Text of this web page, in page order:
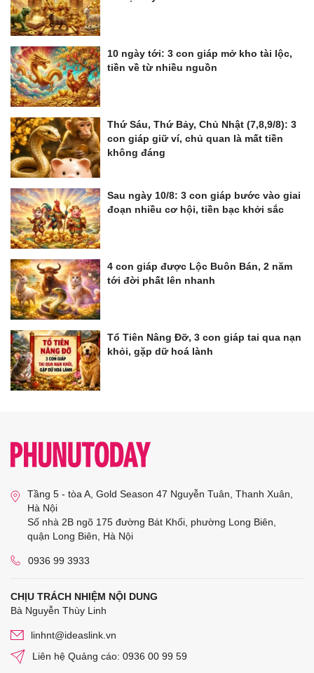
10 ngày tới: 3 con giáp mở kho tài lộc,
tiền về từ nhiều nguồn
Thứ Sáu, Thứ Bảy, Chủ Nhật (7,8,9/8): 3
con giáp giữ ví, chủ quan là mất tiền
không đáng
Sau ngày 10/8: 3 con giáp bước vào giai
đoạn nhiều cơ hội, tiền bạc khởi sắc
4 con giáp được Lộc Buôn Bán, 2 năm
tới đời phất lên nhanh
Tổ Tiên Nâng Đỡ, 3 con giáp tai qua nạn
khỏi, gặp dữ hoá lành
Tầng 5 - tòa A, Gold Season 47 Nguyễn Tuân, Thanh Xuân,
Hà Nội
Số nhà 2B ngõ 175 đường Bát Khối, phường Long Biên,
quận Long Biên, Hà Nội
0936 99 3933
CHỊU TRÁCH NHIỆM NỘI DUNG
Bà Nguyễn Thùy Linh
linhnt@ideaslink.vn
Liên hệ Quảng cáo: 0936 00 99 59